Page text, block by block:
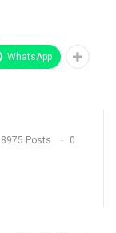
WhatsApp
8975 Posts 0